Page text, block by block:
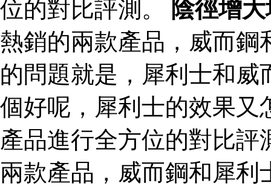
位的對比評測。
陰徑增
熱銷的兩款產品，威而鋼
的問題就是，犀利士和
個好呢，犀利士的效果又
產品進行全方位的對比
兩款產品，威而鋼和犀